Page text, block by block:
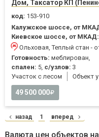
Дом, Таксатор КП
код: 153-910
Калужское шоссе, от
Киевское шоссе, от МКАД:
Ольховая, Теплый стан -
Готовность: меблирован,
спален: 5, с/узлов: 3
Участок с лесом
Объект
49 500 000
назад 1 вперед
Валюта цен объектов